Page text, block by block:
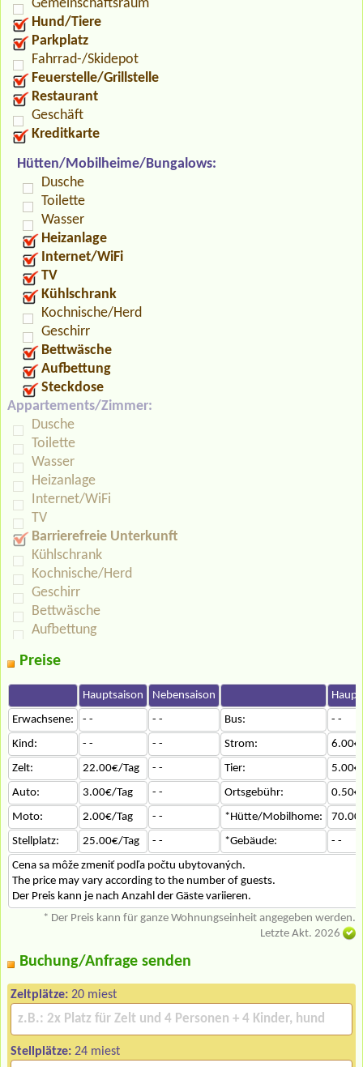
Gemeinschaftsraum
Hund/Tiere
Parkplatz
Fahrrad-/Skidepot
Feuerstelle/Grillstelle
Restaurant
Geschäft
Kreditkarte
Hütten/Mobilheime/Bungalows:
Dusche
Toilette
Wasser
Heizanlage
Internet/WiFi
TV
Kühlschrank
Kochnische/Herd
Geschirr
Bettwäsche
Aufbettung
Steckdose
Appartements/Zimmer:
Dusche
Toilette
Wasser
Heizanlage
Internet/WiFi
TV
Barrierefreie Unterkunft
Kühlschrank
Kochnische/Herd
Geschirr
Bettwäsche
Aufbettung
Preise
Hauptsaison Nebensaison
Erwachsene:
- - - - Bus:
- -
Kind:
- - - - Strom:
Zelt:
22.00€/Tag - - Tier:
Auto:
3.00€/Tag - - Ortsgebühr:
Moto:
2.00€/Tag - - *Hütte/Mobilhome:
Stellplatz:
25.00€/Tag - - *Gebäude:
- -
Cena sa môže zmeniť podľa počtu ubytovaných.
The price may vary according to the number of guests.
Der Preis kann je nach Anzahl der Gäste variieren.
* Der Preis kann für ganze Wohnungseinheit angegeben werden.
Letzte Akt. 2026
Buchung/Anfrage senden
Zeltplätze: 20 miest
Stellplätze: 24 miest